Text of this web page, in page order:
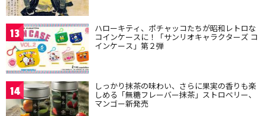
13 ハローキティ、ポチャッコたちが昭和レトロな
コインケースに！「サンリオキャラクターズ コ
インケース」第２弾
14 しっかり抹茶の味わい、さらに果実の香りも楽
しめる「無糖フレーバー抹茶」ストロベリー、
マンゴー新発売